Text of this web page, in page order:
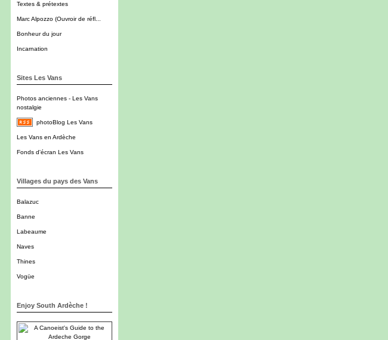
Textes & prétextes
Marc Alpozzo (Ouvroir de réfl...
Bonheur du jour
Incarnation
Sites Les Vans
Photos anciennes - Les Vans
nostalgie
photoBlog Les Vans
Les Vans en Ardèche
Fonds d'écran Les Vans
Villages du pays des Vans
Balazuc
Banne
Labeaume
Naves
Thines
Vogüe
Enjoy South Ardèche !